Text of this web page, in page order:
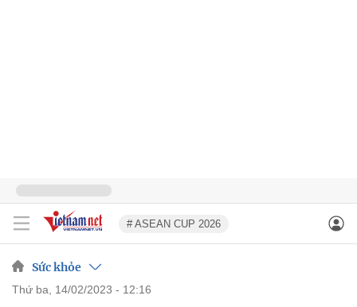
# ASEAN CUP 2026
Sức khỏe
thứ ba, 14/02/2023 - 12:16